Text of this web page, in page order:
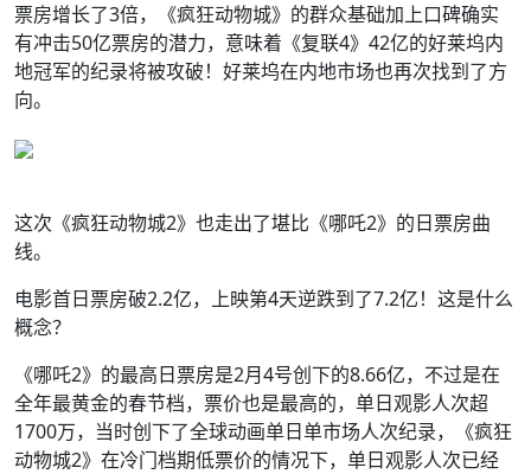
票房增长了3倍，《疯狂动物城》的群众基础加上口碑确实
有冲击50亿票房的潜力，意味着《复联4》42亿的好莱坞内
地冠军的纪录将被攻破！好莱坞在内地市场也再次找到了方
向。
这次《疯狂动物城2》也走出了堪比《哪吒2》的日票房曲
线。
电影首日票房破2.2亿，上映第4天逆跌到了7.2亿！这是什么
概念？
《哪吒2》的最高日票房是2月4号创下的8.66亿，不过是在
全年最黄金的春节档，票价也是最高的，单日观影人次超
1700万，当时创下了全球动画单日单市场人次纪录，《疯狂
动物城2》在冷门档期低票价的情况下，单日观影人次已经